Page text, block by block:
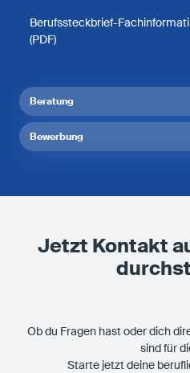
Berufssteckbrief-
(PDF)
Beratung
Bewerbung
Jetzt Kontakt
Ob du Fragen hast oder dich
sind für
Starte jetzt deine